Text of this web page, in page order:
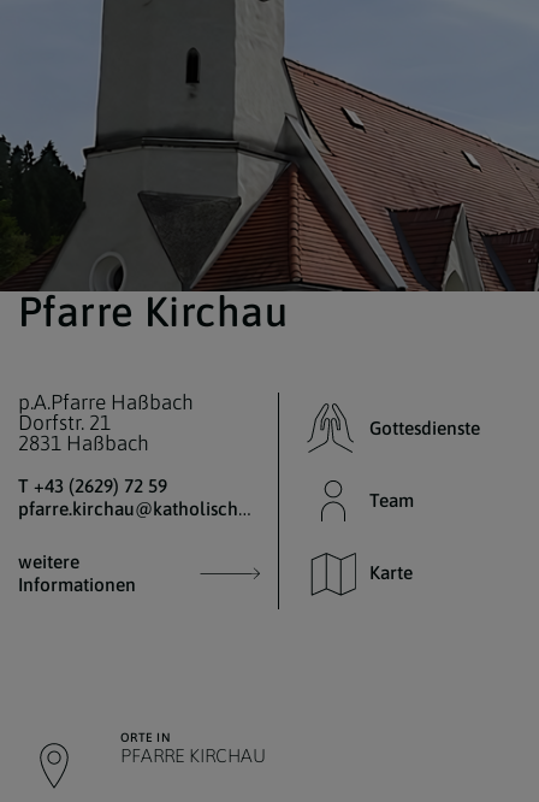
Pfarre Kirchau
p.A.Pfarre Haßbach
Dorfstr. 21
2831 Haßbach
T +43 (2629) 72 59
pfarre.kirchau@katholischekirche.at
weitere
Informationen
Gottesdienste
Team
Karte
ORTE IN
PFARRE KIRCHAU